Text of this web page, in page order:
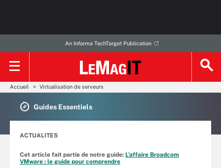
An Informa TechTarget Publication
Accueil Virtualisation de serveurs
Guides Essentiels
ACTUALITES
Cet article fait partie de notre guide: L’affaire Broadcom
VMware : le guide pour comprendre